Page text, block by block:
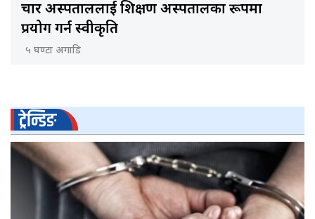
चार अस्पताललाई शिक्षण अस्पतालका रूपमा
प्रयोग गर्न स्वीकृति
५ घण्टा अगाडि
ट्रेन्डिङ